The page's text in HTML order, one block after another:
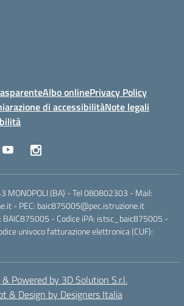
Albo onlinePrivacy Policy
di accessibilitàNote legali
MONOPOLI (BA) - Tel 080802303 - Mail:
- PEC: baic875005@pec.istruzione.it
BAIC875005 - Codice iPA: istsc_baic875005 -
univoco fatturazione elettronica (CUF):
Powered by 3D Solution S.r.l.
& Design by Designers Italia